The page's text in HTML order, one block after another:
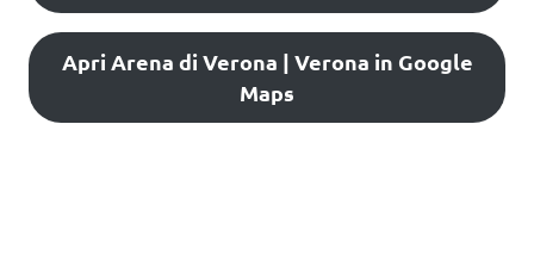
Apri Arena di Verona | Verona in Google
Maps